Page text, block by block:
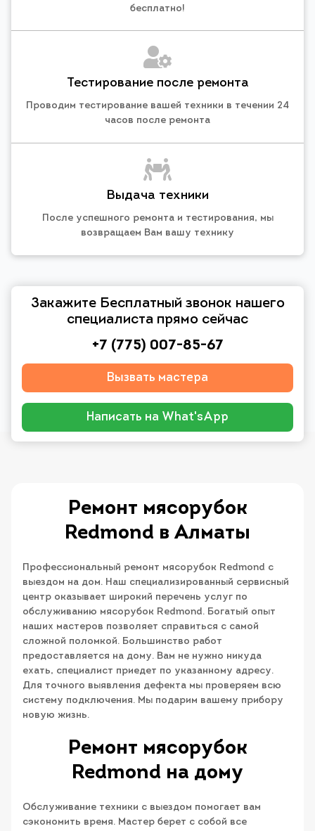
бесплатно!
Тестирование после ремонта
Проводим тестирование вашей техники в течении 24
часов после ремонта
Выдача техники
После успешного ремонта и тестирования, мы
возвращаем Вам вашу технику
Закажите Бесплатный звонок нашего
специалиста прямо сейчас
+7 (775) 007-85-67
Вызвать мастера
Написать на What'sApp
Ремонт мясорубок
Redmond в Алматы
Профессиональный ремонт мясорубок Redmond с
выездом на дом. Наш специализированный сервисный
центр оказывает широкий перечень услуг по
обслуживанию мясорубок Redmond. Богатый опыт
наших мастеров позволяет справиться с самой
сложной поломкой. Большинство работ
предоставляется на дому. Вам не нужно никуда
ехать, специалист приедет по указанному адресу.
Для точного выявления дефекта мы проверяем всю
систему подключения. Мы подарим вашему прибору
новую жизнь.
Ремонт мясорубок
Redmond на дому
Обслуживание техники с выездом помогает вам
сэкономить время. Мастер берет с собой все